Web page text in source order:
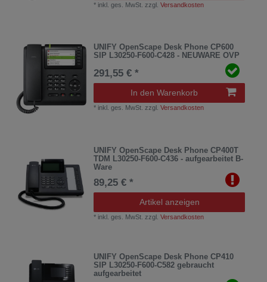
* inkl. ges. MwSt. zzgl.Versandkosten
UNIFY OpenScape Desk Phone CP600
SIP L30250-F600-C428 - NEUWARE OVP
291,55 € *
In den Warenkorb
* inkl. ges. MwSt. zzgl.Versandkosten
UNIFY OpenScape Desk Phone CP400T
TDM L30250-F600-C436 - aufgearbeitet B-
Ware
89,25 € *
Artikel anzeigen
* inkl. ges. MwSt. zzgl.Versandkosten
UNIFY OpenScape Desk Phone CP410
SIP L30250-F600-C582 gebraucht
aufgearbeitet